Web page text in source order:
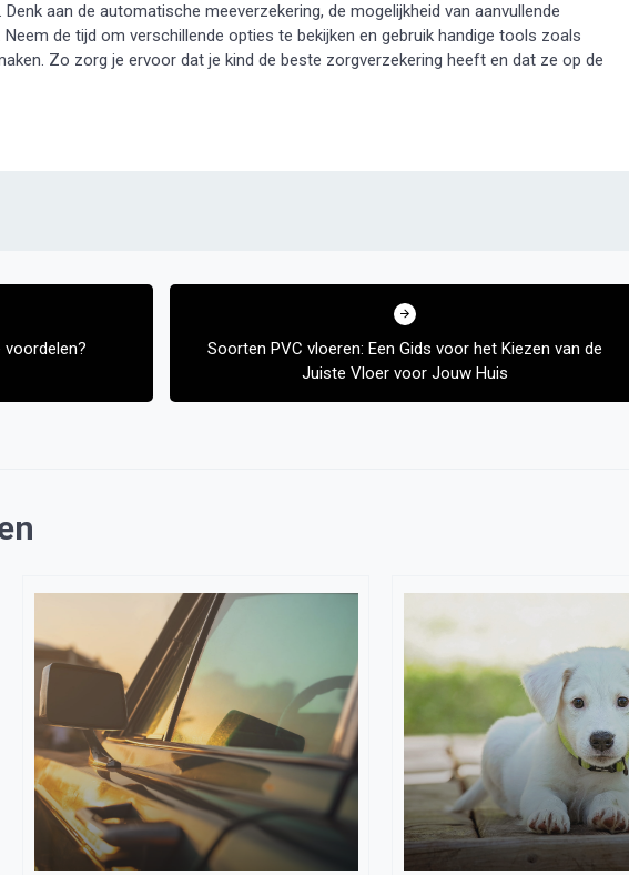
aan de automatische meeverzekering, de mogelijkheid van aanvullende
de tijd om verschillende opties te bekijken en gebruik handige tools zoals
Zo zorg je ervoor dat je kind de beste zorgverzekering heeft en dat ze op de
voordelen?
Soorten PVC vloeren: Een Gids voor het Kiezen van de
Juiste Vloer voor Jouw Huis